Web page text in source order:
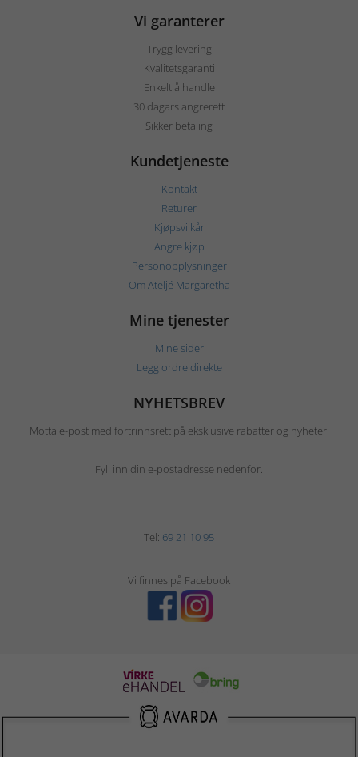
Vi garanterer
Trygg levering
Kvalitetsgaranti
Enkelt å handle
30 dagars angrerett
Sikker betaling
Kundetjeneste
Kontakt
Returer
Kjøpsvilkår
Angre kjøp
Personopplysninger
Om Ateljé Margaretha
Mine tjenester
Mine sider
Legg ordre direkte
NYHETSBREV
Motta e-post med fortrinnsrett på eksklusive rabatter og nyheter.
Fyll inn din e-postadresse nedenfor.
Tel: 69 21 10 95
Vi finnes på Facebook